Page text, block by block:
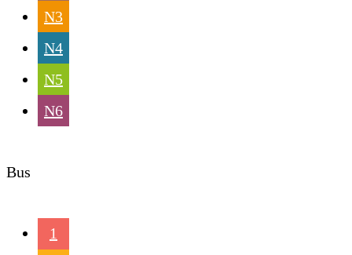
N3
N4
N5
N6
Bus
1